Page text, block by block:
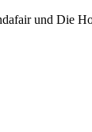
und Die